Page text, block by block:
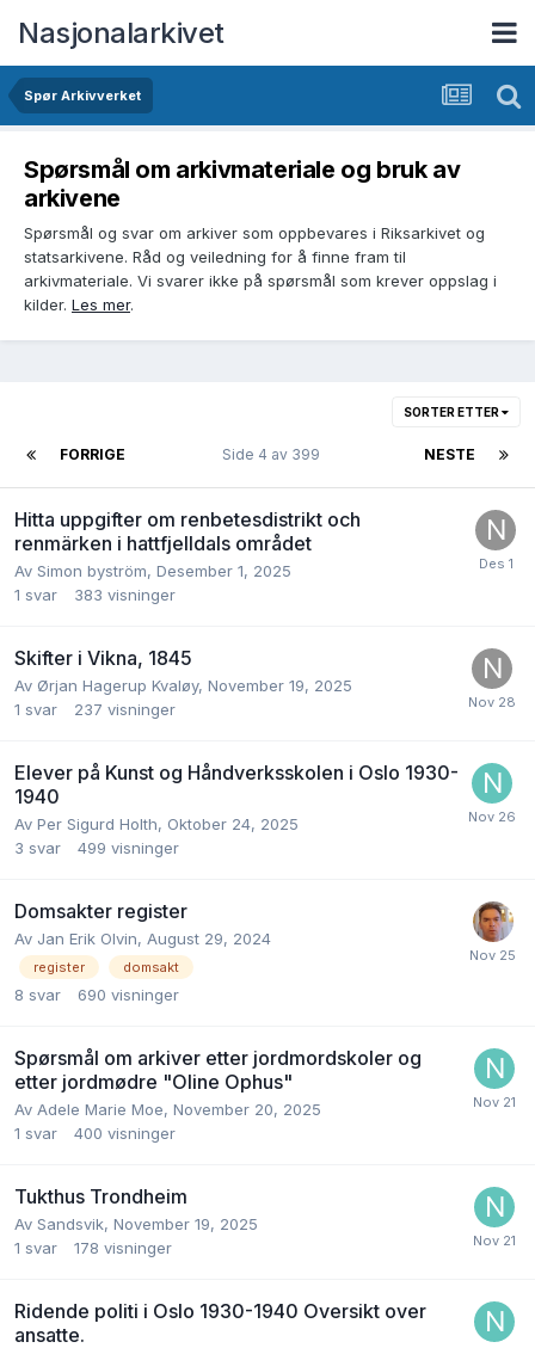
Nasjonalarkivet
Spør Arkivverket
Spørsmål om arkivmateriale og bruk av
arkivene
Spørsmål og svar om arkiver som oppbevares i Riksarkivet og
statsarkivene. Råd og veiledning for å finne fram til
arkivmateriale. Vi svarer ikke på spørsmål som krever oppslag i
kilder. Les mer.
SORTER ETTER
FORRIGE NESTE
Side 4 av 399
Hitta uppgifter om renbetesdistrikt och
renmärken i hattfjelldals området
Av Simon byström, Desember 1, 2025
1 svar 383 visninger
Skifter i Vikna, 1845
Av Ørjan Hagerup Kvaløy, November 19, 2025
1 svar 237 visninger
Elever på Kunst og Håndverksskolen i Oslo 1930-
1940
Av Per Sigurd Holth, Oktober 24, 2025
3 svar 499 visninger
Domsakter register
Av Jan Erik Olvin, August 29, 2024
register domsakt
8 svar 690 visninger
Spørsmål om arkiver etter jordmordskoler og
etter jordmødre "Oline Ophus"
Av Adele Marie Moe, November 20, 2025
1 svar 400 visninger
Tukthus Trondheim
Av Sandsvik, November 19, 2025
1 svar 178 visninger
Ridende politi i Oslo 1930-1940 Oversikt over
ansatte.